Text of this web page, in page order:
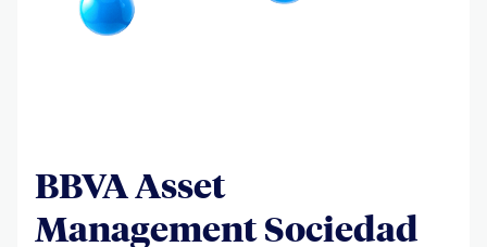
BBVA Asset
Management Sociedad